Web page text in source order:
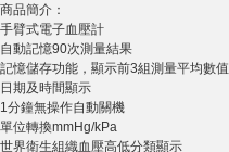
商品簡介：
手臂式電子血壓計
自動記憶90次測量結果
記憶儲存功能，顯示前3組測量平均數值
日期及時間顯示
1分鐘無操作自動關機
單位轉換mmHg/kPa
世界衛生組織血壓高低分類顯示